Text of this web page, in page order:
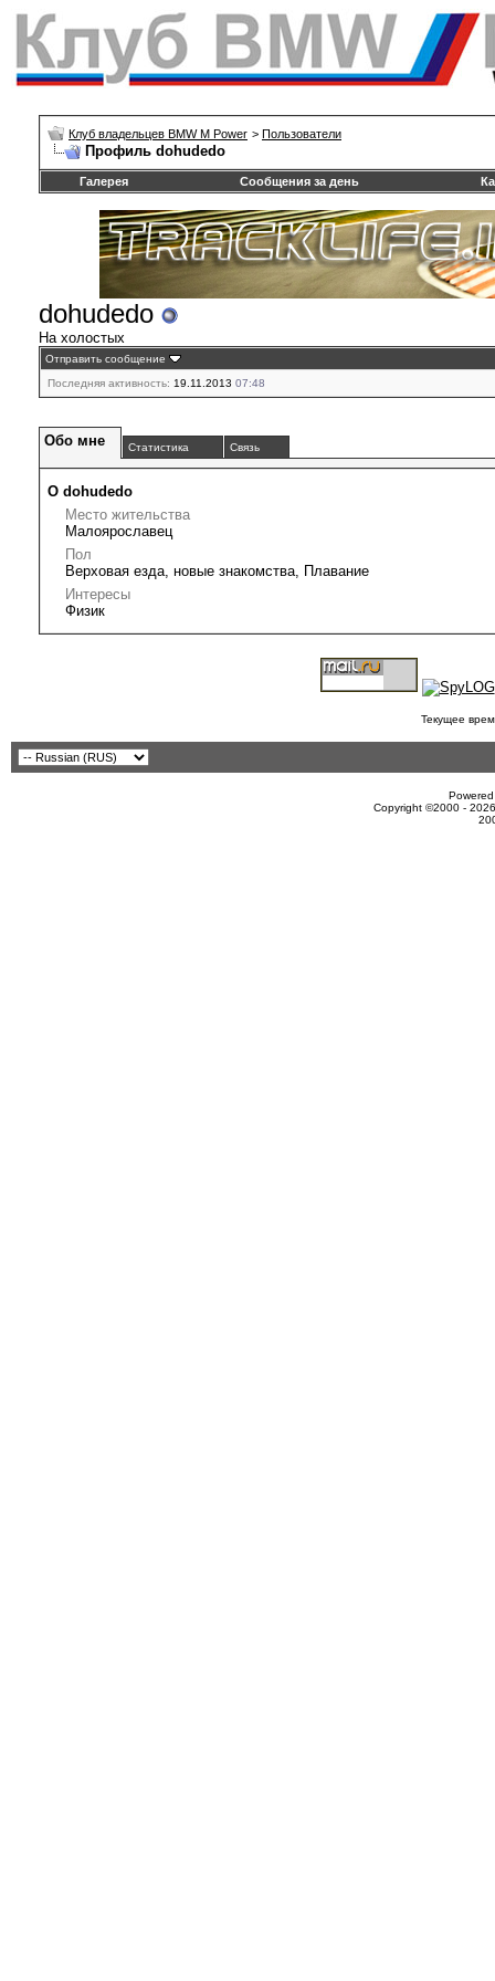
Клуб владельцев BMW M Power > Пользователи
Профиль dohudedo
Галерея Сообщения за день
dohudedo
На холостых
Отправить сообщение
Последняя активность: 19.11.2013 07:48
Обо мне Статистика Связь
О dohudedo
Место жительства
Малоярославец
Пол
Верховая езда, новые знакомства, Плавание
Интересы
Физик
Текущее
Copyright ©2000 -